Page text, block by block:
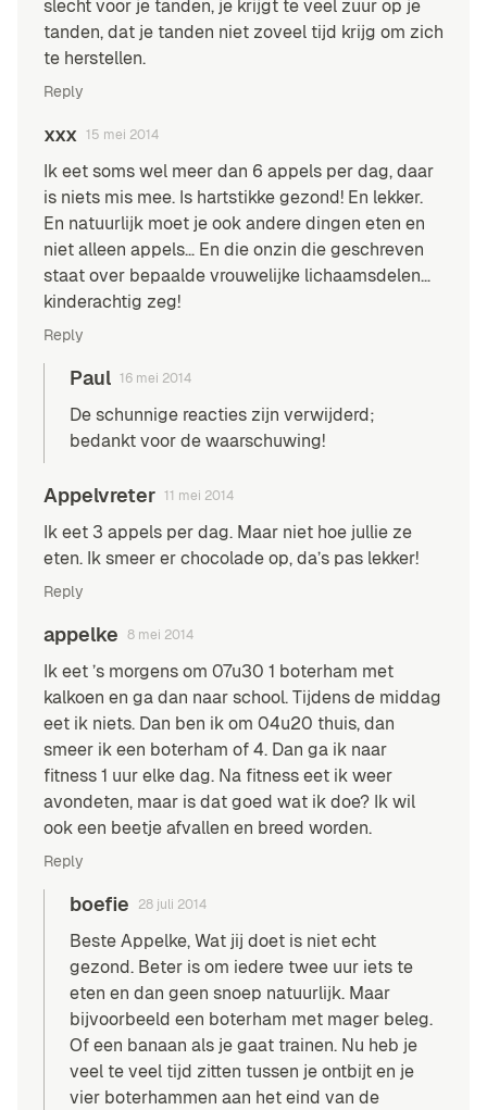
slecht voor je tanden, je krijgt te veel zuur op je
tanden, dat je tanden niet zoveel tijd krijg om zich
te herstellen.
Reply
xxx 15 mei 2014
Ik eet soms wel meer dan 6 appels per dag, daar
is niets mis mee. Is hartstikke gezond! En lekker.
En natuurlijk moet je ook andere dingen eten en
niet alleen appels… En die onzin die geschreven
staat over bepaalde vrouwelijke lichaamsdelen…
kinderachtig zeg!
Reply
Paul 16 mei 2014
De schunnige reacties zijn verwijderd;
bedankt voor de waarschuwing!
Appelvreter 11 mei 2014
Ik eet 3 appels per dag. Maar niet hoe jullie ze
eten. Ik smeer er chocolade op, da’s pas lekker!
Reply
appelke 8 mei 2014
Ik eet ’s morgens om 07u30 1 boterham met
kalkoen en ga dan naar school. Tijdens de middag
eet ik niets. Dan ben ik om 04u20 thuis, dan
smeer ik een boterham of 4. Dan ga ik naar
fitness 1 uur elke dag. Na fitness eet ik weer
avondeten, maar is dat goed wat ik doe? Ik wil
ook een beetje afvallen en breed worden.
Reply
boefie 28 juli 2014
Beste Appelke, Wat jij doet is niet echt
gezond. Beter is om iedere twee uur iets te
eten en dan geen snoep natuurlijk. Maar
bijvoorbeeld een boterham met mager beleg.
Of een banaan als je gaat trainen. Nu heb je
veel te veel tijd zitten tussen je ontbijt en je
vier boterhammen aan het eind van de